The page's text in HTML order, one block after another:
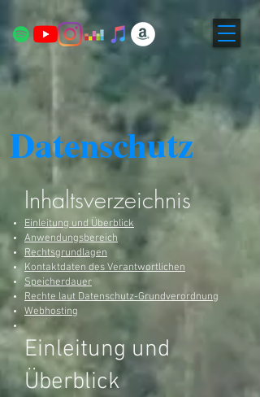
Datenschutz
Inhaltsverzeichnis
Einleitung und Überblick
Anwendungsbereich
Rechtsgrundlagen
Kontaktdaten des Verantwortlichen
Speicherdauer
Rechte laut Datenschutz-Grundverordnung
Webhosting
Einleitung und
Überblick